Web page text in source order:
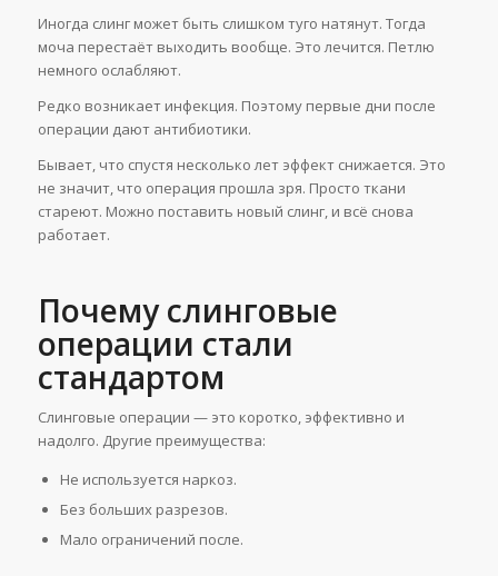
Иногда слинг может быть слишком туго натянут. Тогда
моча перестаёт выходить вообще. Это лечится. Петлю
немного ослабляют.
Редко возникает инфекция. Поэтому первые дни после
операции дают антибиотики.
Бывает, что спустя несколько лет эффект снижается. Это
не значит, что операция прошла зря. Просто ткани
стареют. Можно поставить новый слинг, и всё снова
работает.
Почему слинговые
операции стали
стандартом
Слинговые операции — это коротко, эффективно и
надолго. Другие преимущества:
Не используется наркоз.
Без больших разрезов.
Мало ограничений после.